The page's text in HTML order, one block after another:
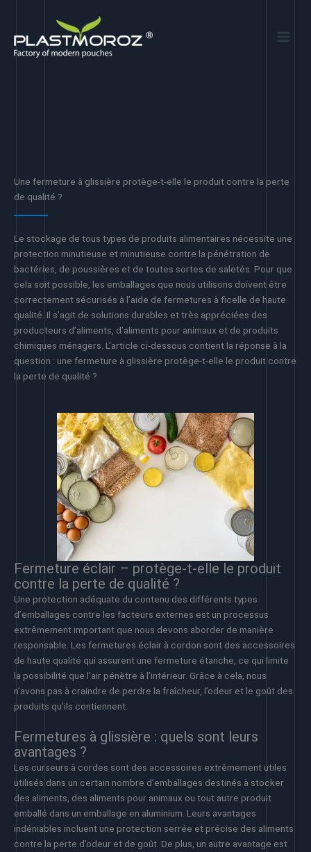
contenu
Une fermeture à glissière protège-t-elle le produit contre la perte
de qualité ?
Le stockage de tous types de produits alimentaires nécessite une
protection minutieuse et minutieuse contre la pénétration de
bactéries, de poussières et de toutes sortes de saletés. Pour que
cela soit possible, les emballages que nous utilisons doivent être
correctement sécurisés à l’aide de fermetures à ficelle de haute
qualité. Il s’agit de solutions durables et très appréciées des
producteurs d’aliments, d’aliments pour animaux et de produits
chimiques ménagers. L’article ci-dessous contient la réponse à la
question : une fermeture à glissière protège-t-elle le produit contre
la perte de qualité ?
Fermeture éclair – protège-t-elle le produit
contre la perte de qualité ?
Une protection adéquate du contenu des différents types
d’emballages contre les facteurs externes est un processus
extrêmement important que nous devons aborder de manière
responsable. Les fermetures éclair à cordon sont des accessoires
de haute qualité qui assurent une fermeture étanche, ce qui limite
la possibilité que l’air pénètre à l’intérieur. Grâce à cela, nous
n’avons pas à craindre de perdre la fraîcheur, l’odeur et le goût des
produits qu’ils contiennent.
Fermetures à glissière : quels sont leurs
avantages ?
Les curseurs à cordes sont des accessoires extrêmement utiles
utilisés dans un certain nombre d’emballages destinés à stocker
des aliments, des aliments pour animaux ou tout autre produit
emballé dans un emballage en aluminium. Leurs avantages
indéniables incluent une protection serrée et précise des aliments
contre la perte d’odeur et de goût. De plus, un autre avantage est